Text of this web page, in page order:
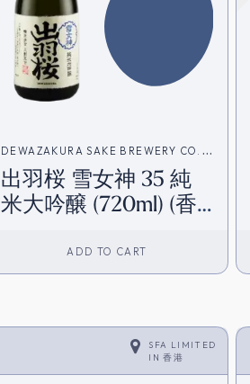
DEWAZAKURA SAKE BREWERY CO.
(出羽櫻酒造)
出羽桜 雪女神 35 純
米大吟醸 (720ml) (香
ADD TO CART
SFA LIMITED
IN香港